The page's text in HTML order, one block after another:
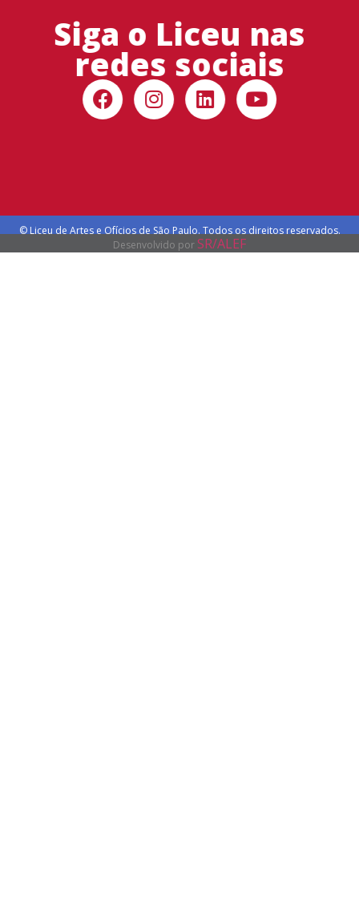
Siga o Liceu nas
redes sociais
© Liceu de Artes e Ofícios de São Paulo. Todos os direitos reservados.
Desenvolvido por SR/ALEF